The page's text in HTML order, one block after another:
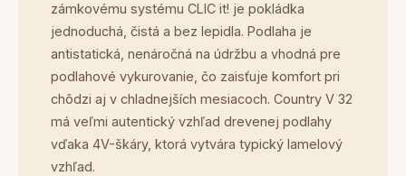
zámkovému systému CLIC it! je pokládka
jednoduchá, čistá a bez lepidla. Podlaha je
antistatická, nenáročná na údržbu a vhodná pre
podlahové vykurovanie, čo zaisťuje komfort pri
chôdzi aj v chladnejších mesiacoch. Country V 32
má veľmi autentický vzhľad drevenej podlahy
vďaka 4V-škáry, ktorá vytvára typický lamelový
vzhľad.